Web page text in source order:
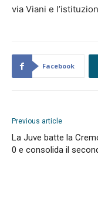
via Viani e
Facebook
Previous article
La Juve batte la
0 e consolida il